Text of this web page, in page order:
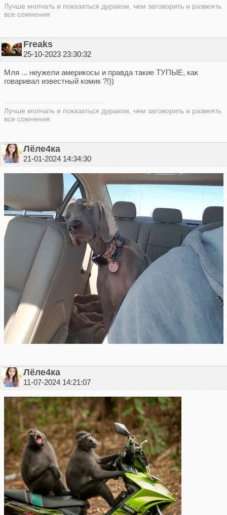
Лучше молчать и показаться дураком, чем заговорить и развеять
все сомнения
Freaks
25-10-2023 23:30:32
Мля ... неужели америкосы и правда такие ТУПЫЕ, как
говаривал известный комик ?!))
Лучше молчать и показаться дураком, чем заговорить и развеять
все сомнения
Лёле4ка
21-01-2024 14:34:30
Лёле4ка
11-07-2024 14:21:07